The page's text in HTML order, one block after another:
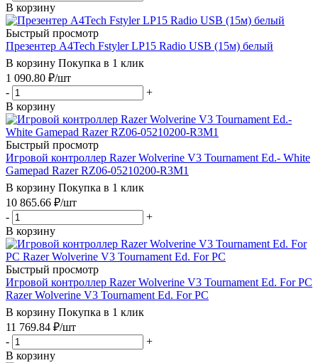
В корзину
Быстрый просмотр
Презентер A4Tech Fstyler LP15 Radio USB (15м) белый
В корзину Покупка в 1 клик
1 090.80 ₽/шт
-
+
В корзину
Быстрый просмотр
Игровой контроллер Razer Wolverine V3 Tournament Ed.- White
Gamepad Razer RZ06-05210200-R3M1
В корзину Покупка в 1 клик
10 865.66 ₽/шт
-
+
В корзину
Быстрый просмотр
Игровой контроллер Razer Wolverine V3 Tournament Ed. For PC
Razer Wolverine V3 Tournament Ed. For PC
В корзину Покупка в 1 клик
11 769.84 ₽/шт
-
+
В корзину